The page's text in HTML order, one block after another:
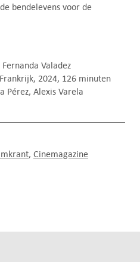
bendelevens voor de
Valadez
2024, 126 minuten
Pérez, Alexis Varela
Cinemagazine